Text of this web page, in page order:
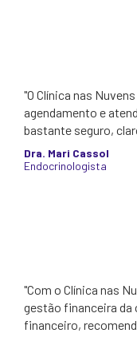
"O Clínica nas
agendamento e
bastante seguro,
Dra. Mari Cassol
Endocrinologista
"Com o Clínica nas
gestão financeira da
financeiro,